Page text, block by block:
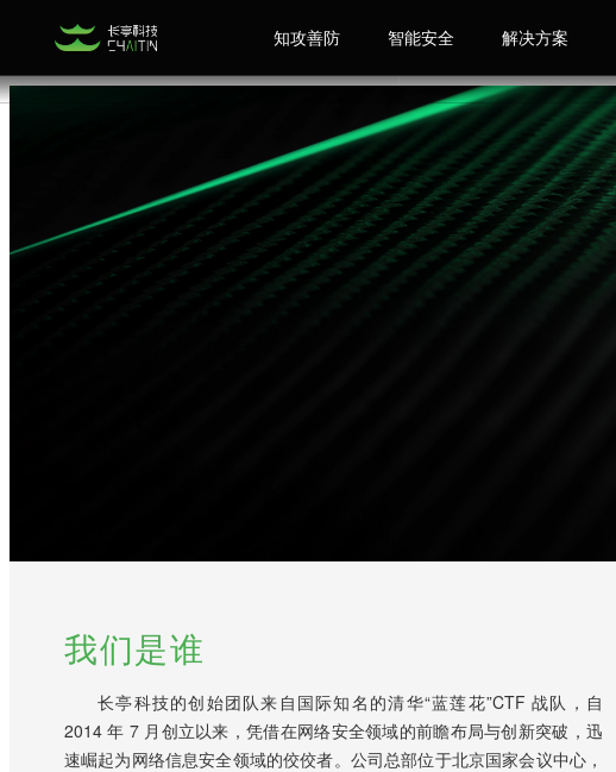
知攻善防 智能安全 解决方案
我们是谁
长亭科技的创始团队来自国际知名的清华“蓝莲花”CTF 战队，自
2014 年 7 月创立以来，凭借在网络安全领域的前瞻布局与创新突破，迅
速崛起为网络信息安全领域的佼佼者。公司总部位于北京国家会议中心，